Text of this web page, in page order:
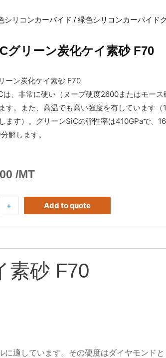
シリコンカーバイド /緑色シリコンカーバイド
グリーン炭化ケイ素砂 F70
ーン炭化ケイ素砂 F70
は、非常に硬い（ヌープ硬度2600またはモー
す。また、高温でも高い強度を有しています
ます）。グリーンSiCの弾性率は410GPaで、
解します。
/MT
+ Add to quote
素砂 F70
適しています。その硬度はダイヤモンド